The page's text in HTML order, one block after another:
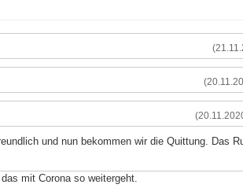
und nun bekommen wir die Quittung. Das
mit Corona so weitergeht.